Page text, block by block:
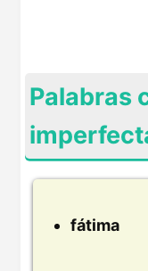
Palabras
fátima